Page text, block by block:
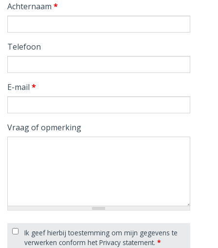
Achternaam *
Telefoon
E-mail *
Vraag of opmerking
Ik geef hierbij toestemming om mijn gegevens te
verwerken conform het Privacy statement. *